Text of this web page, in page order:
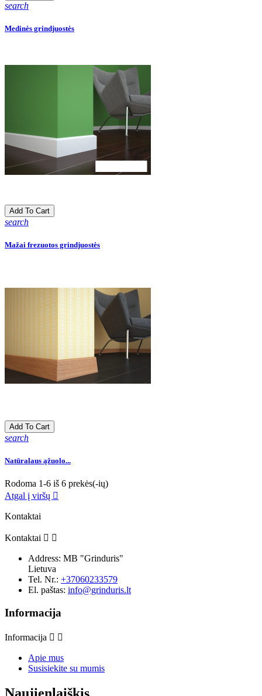
search
Medinės grindjuostės
Add To Cart
search
Mažai frezuotos grindjuostės
Add To Cart
search
Natūralaus ąžuolo...
Rodoma 1-6 iš 6 prekės(-ių)
Atgal į viršų 
Kontaktai
Kontaktai  
Address: MB "Grinduris"
Lietuva
Tel. Nr.: +37060233579
El. paštas: info@grinduris.lt
Informacija
Informacija  
Apie mus
Susisiekite su mumis
Naujienlaiškis